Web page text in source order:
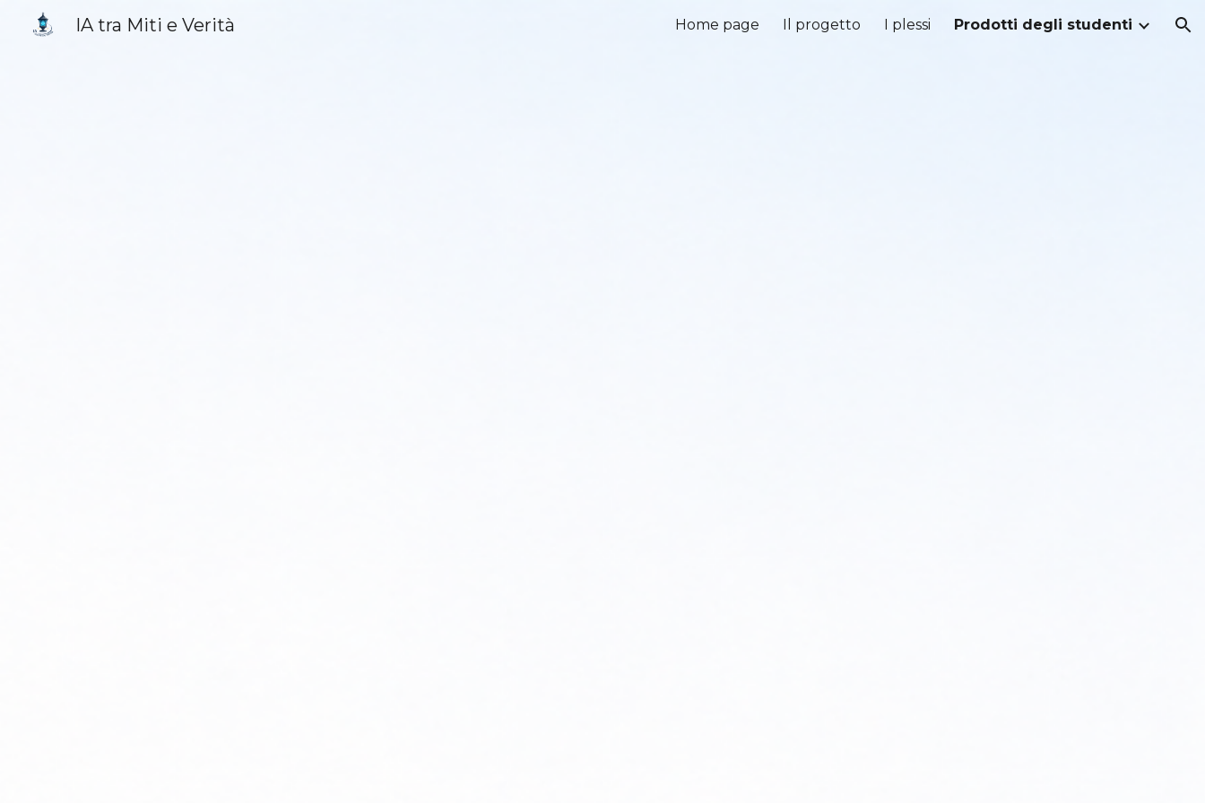
Skip to navigation
IA tra Miti e Verità Home page Il progetto I plessi Prodotti degli studenti